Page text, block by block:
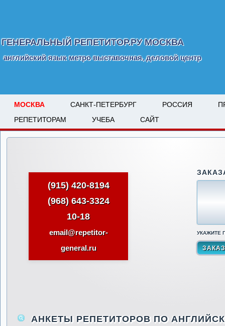
ГЕНЕРАЛЬНЫЙ РЕПЕТИТОР.РУ МОСКВА
английский язык метро выставочная, деловой центр
МОСКВА САНКТ-ПЕТЕРБУРГ РОССИЯ
РЕПЕТИТОРАМ
УЧЕБА САЙТ
(915) 420-8194
(968) 643-3324
10-18
email@repetitor-
general.ru
УКАЖИТЕ
АНКЕТЫ РЕПЕТИТОРОВ ПО